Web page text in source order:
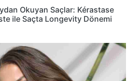
Okuyan Saçlar: Kérastase
ile Saçta Longevity Dönemi